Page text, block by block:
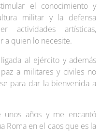
el conocimiento y
militar y la defensa
actividades artísticas,
a quien lo necesite.
al ejército y además
a militares y civiles no
para dar la bienvenida a
unos años y me encantó
Roma en el caos que es la